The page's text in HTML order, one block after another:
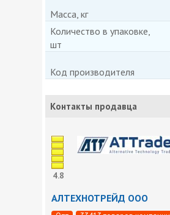
Масса, кг
Количество в упаковке,
шт
Код производителя
Контакты продавца
4.8
АЛТЕХНОТРЕЙД ООО